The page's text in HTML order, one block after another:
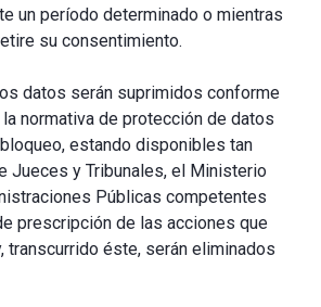
un período determinado o mientras
su consentimiento.
datos serán suprimidos conforme
normativa de protección de datos
estando disponibles tan
Jueces y Tribunales, el Ministerio
Públicas competentes
prescripción de las acciones que
transcurrido éste, serán eliminados